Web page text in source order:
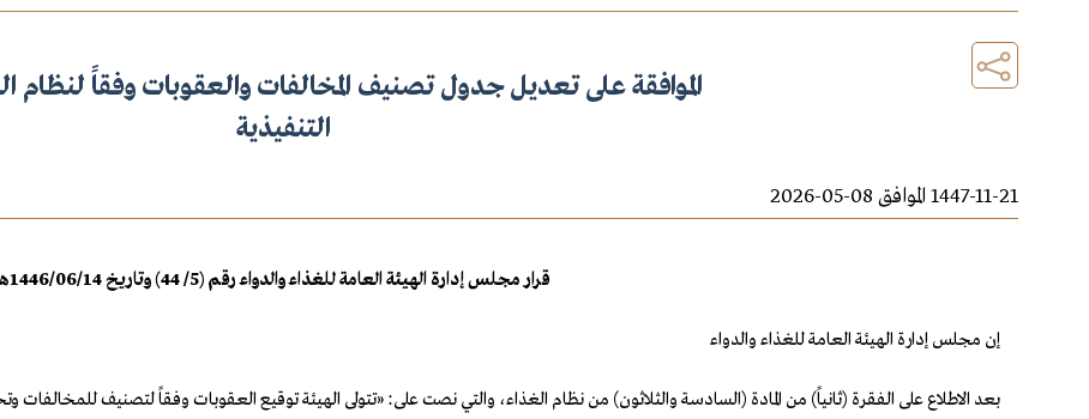
الموافقة على تعديل جدول تصنيف المخالفات والعقوبات وفقاً لنظام
التنفيذية
1447-11-21 الموافق 08-05-2026
قرار مجلس إدارة الهيئة العامة للغذاء والدواء رقم (5/ 44) وتاريخ 14/‏06‏/1446هـ
إن مجلس إدارة الهيئة العامة للغذاء والدواء
بعد الاطلاع على الفقرة (ثانياً) من المادة (السادسة والثلاثون) من نظام الغذاء، والتي نصت على: «تتولى الهيئة توقيع العقوبات وفقاً لتصنيف